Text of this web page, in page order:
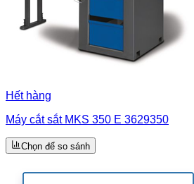
Hết hàng
Máy cắt sắt MKS 350 E 3629350
Chọn để so sánh